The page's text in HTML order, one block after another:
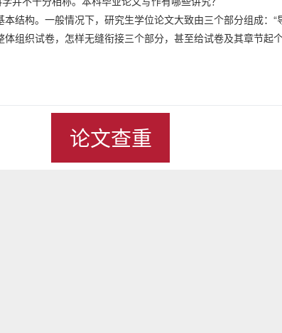
结构。一般情况下，研究生学位论文大致由三个部分组成：“
组织试卷，怎样无缝衔接三个部分，甚至给试卷及其章节起
论文查重